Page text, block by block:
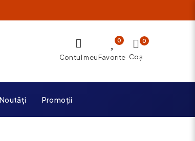
Contul meuFavorite
0
Coș
0
Noutăți Promoții